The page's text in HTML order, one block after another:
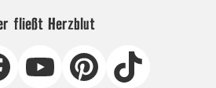
fließt Herzblut